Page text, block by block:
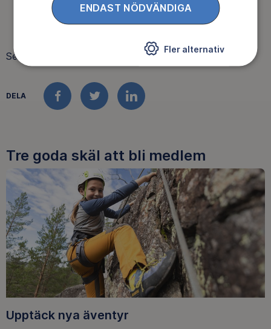
Kansliet prel. stängt mellan jul och nyår
Senast uppdaterat 2026-06-10
DELA
FACEBOOKTWITTERLINKEDIN
Tre goda skäl att bli medlem
Upptäck nya äventyr
ENDAST NÖDVÄNDIGA
Fler alternativ